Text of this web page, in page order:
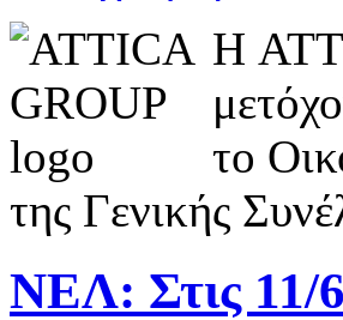
Η
το
της Γενικής
ΝΕΛ: Στις 11/